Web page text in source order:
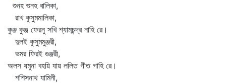
শুনহ শুনহ বালিকা,
রাখ কুসুমমালিকা,
কুঞ্জ কুঞ্জ ফেরনু সখি শ্যামচন্দ্র নাহি রে।
দুলই কুসুমমুঞ্জরী,
ভমর ফিরই গুঞ্জরী,
অলস যমুনা বহয়ি যায় ললিত গীত গাহি রে।
শশিসনাথ যামিনী,